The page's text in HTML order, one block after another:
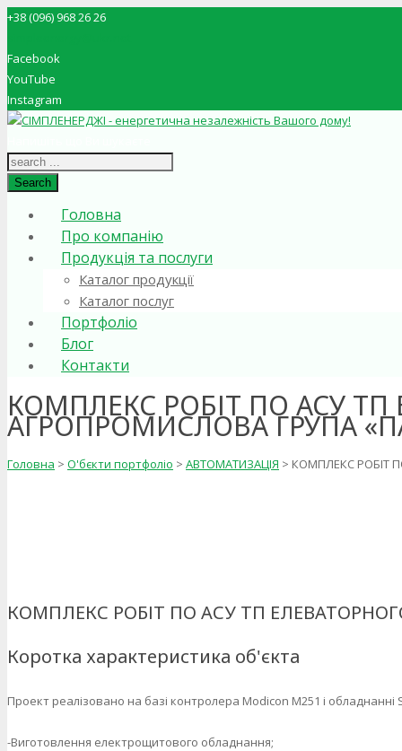
+38 (096) 968 26 26
Facebook
YouTube
Instagram
Search
Головна
Про компанію
Продукція та послуги
Каталог продукції
Каталог послуг
Портфоліо
Блог
Контакти
КОМПЛЕКС РОБІТ ПО АСУ ТП
АГРОПРОМИСЛОВА ГРУПА
Головна > О'бєкти портфоліо > АВТОМАТИЗАЦІЯ > КОМПЛЕКС РОБІТ
КОМПЛЕКС РОБІТ ПО АСУ ТП
Коротка характеристика об'єкта
Проект реалізовано на базі контролера Modicon M251 і обладнанні
-Виготовлення електрощитового обладнання;